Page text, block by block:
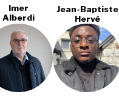
Imer
Alberdi
Jean-Baptiste
Hervé